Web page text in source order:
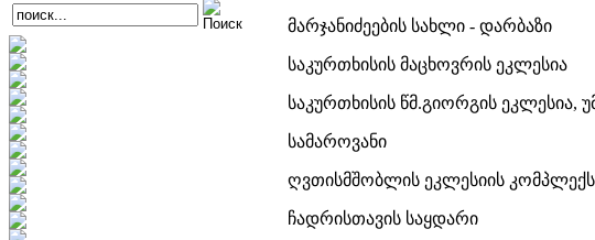
მარჯანიძეების სახლი - დარბაზი
საკურთხისის მაცხოვრის ეკლესია
საკურთხისის წმ.გიორგის ეკლესია,
სამაროვანი
ღვთისმშობლის ეკლესიის
ჩადრისთავის საყდარი